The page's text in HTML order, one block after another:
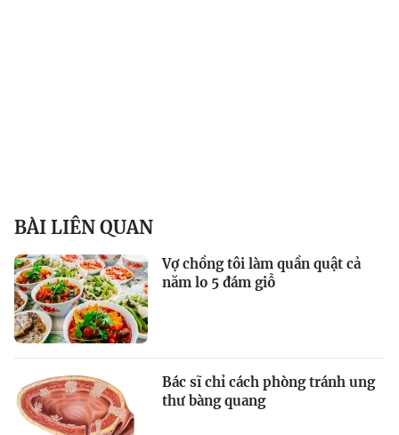
BÀI LIÊN QUAN
Vợ chồng tôi làm quần quật cả
năm lo 5 đám giỗ
Bác sĩ chỉ cách phòng tránh ung
thư bàng quang